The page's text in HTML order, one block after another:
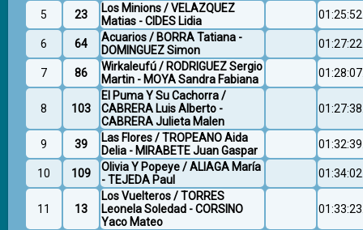
5 23
Los Minions / VELAZQUEZ
Matias - CIDES Lidia
6 64
Acuarios / BORRA Tatiana -
DOMINGUEZ Simon
7 86
Wirkaleufú / RODRIGUEZ Sergio
Martin - MOYA Sandra Fabiana
8 103
El Puma Y Su Cachorra /
CABRERA Luis Alberto -
CABRERA Julieta Malen
9 39
Las Flores / TROPEANO Aida
Delia - MIRABETE Juan Gaspar
10 109
Olivia Y Popeye / ALIAGA María
- TEJEDA Paul
11 13
Los Vuelteros / TORRES
Leonela Soledad - CORSINO
Yaco Mateo